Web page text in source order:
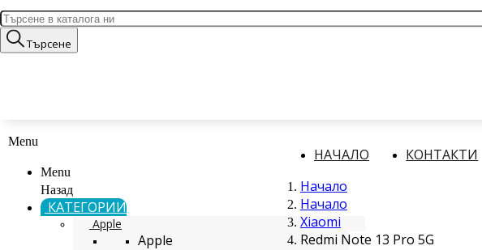
Търсене
Menu
Menu
Назад
КАТЕГОРИИ
Apple
Apple
НАЧАЛО КОНТАКТИ
Начало
Начало
Xiaomi
Redmi Note 13 Pro 5G